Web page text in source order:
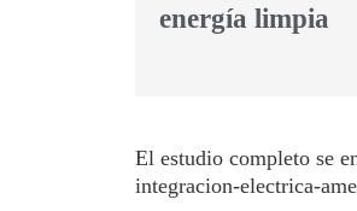
energía limpia
El estudio completo se
integracion-electrica-